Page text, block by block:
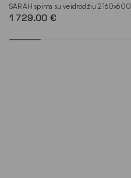
SARAH spinta su veidrodžiu 2160x600
1 729.00 €